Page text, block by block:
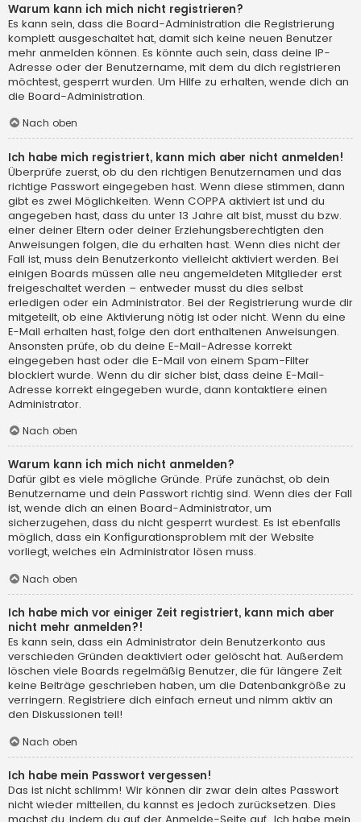
Warum kann ich mich nicht registrieren?
Es kann sein, dass die Board-Administration die Registrierung
komplett ausgeschaltet hat, damit sich keine neuen Benutzer
mehr anmelden können. Es könnte auch sein, dass deine IP-
Adresse oder der Benutzername, mit dem du dich registrieren
möchtest, gesperrt wurden. Um Hilfe zu erhalten, wende dich an
die Board-Administration.
Nach oben
Ich habe mich registriert, kann mich aber nicht anmelden!
Überprüfe zuerst, ob du den richtigen Benutzernamen und das
richtige Passwort eingegeben hast. Wenn diese stimmen, dann
gibt es zwei Möglichkeiten. Wenn COPPA aktiviert ist und du
angegeben hast, dass du unter 13 Jahre alt bist, musst du bzw.
einer deiner Eltern oder deiner Erziehungsberechtigten den
Anweisungen folgen, die du erhalten hast. Wenn dies nicht der
Fall ist, muss dein Benutzerkonto vielleicht aktiviert werden. Bei
einigen Boards müssen alle neu angemeldeten Mitglieder erst
freigeschaltet werden – entweder musst du dies selbst
erledigen oder ein Administrator. Bei der Registrierung wurde dir
mitgeteilt, ob eine Aktivierung nötig ist oder nicht. Wenn du eine
E-Mail erhalten hast, folge den dort enthaltenen Anweisungen.
Ansonsten prüfe, ob du deine E-Mail-Adresse korrekt
eingegeben hast oder die E-Mail von einem Spam-Filter
blockiert wurde. Wenn du dir sicher bist, dass deine E-Mail-
Adresse korrekt eingegeben wurde, dann kontaktiere einen
Administrator.
Nach oben
Warum kann ich mich nicht anmelden?
Dafür gibt es viele mögliche Gründe. Prüfe zunächst, ob dein
Benutzername und dein Passwort richtig sind. Wenn dies der Fall
ist, wende dich an einen Board-Administrator, um
sicherzugehen, dass du nicht gesperrt wurdest. Es ist ebenfalls
möglich, dass ein Konfigurationsproblem mit der Website
vorliegt, welches ein Administrator lösen muss.
Nach oben
Ich habe mich vor einiger Zeit registriert, kann mich aber
nicht mehr anmelden?!
Es kann sein, dass ein Administrator dein Benutzerkonto aus
verschieden Gründen deaktiviert oder gelöscht hat. Außerdem
löschen viele Boards regelmäßig Benutzer, die für längere Zeit
keine Beiträge geschrieben haben, um die Datenbankgröße zu
verringern. Registriere dich einfach erneut und nimm aktiv an
den Diskussionen teil!
Nach oben
Ich habe mein Passwort vergessen!
Das ist nicht schlimm! Wir können dir zwar dein altes Passwort
nicht wieder mitteilen, du kannst es jedoch zurücksetzen. Dies